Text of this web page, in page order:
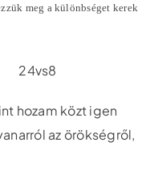
meg a különbséget kerek
hozam közt igen
az örökségről,